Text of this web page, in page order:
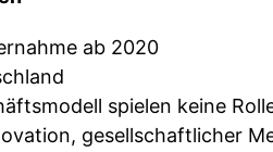
ab 2020
spielen keine
gesellschaftlicher